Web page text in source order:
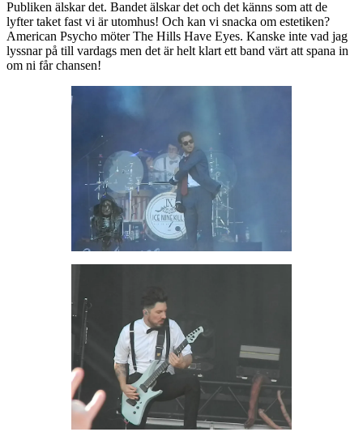
Publiken älskar det. Bandet älskar det och det känns som att de
lyfter taket fast vi är utomhus! Och kan vi snacka om estetiken?
American Psycho möter The Hills Have Eyes. Kanske inte vad jag
lyssnar på till vardags men det är helt klart ett band värt att spana in
om ni får chansen!